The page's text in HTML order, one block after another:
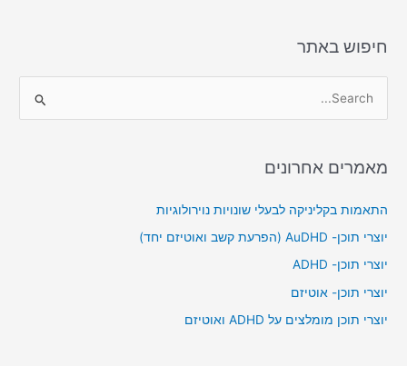
חיפוש באתר
r
o
r
:
מאמרים אחרונים
התאמות בקליניקה לבעלי שונויות נוירולוגיות
יוצרי תוכן- AuDHD (הפרעת קשב ואוטיזם יחד)
יוצרי תוכן- ADHD
יוצרי תוכן- אוטיזם
יוצרי תוכן מומלצים על ADHD ואוטיזם